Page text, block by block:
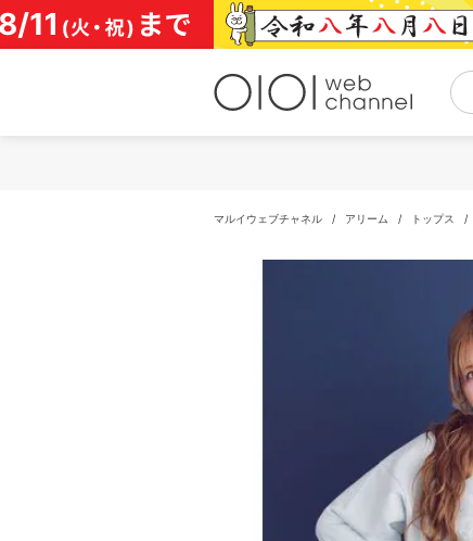
コ
ン
テ
マルイウェブチャネル / アリーム / トップス /